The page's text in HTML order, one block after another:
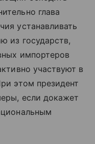
глава
устанавливать
из государств,
импортеров
участвуют в
этом президент
если докажет